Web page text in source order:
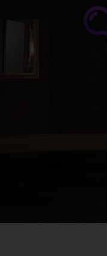
Перейти к основному